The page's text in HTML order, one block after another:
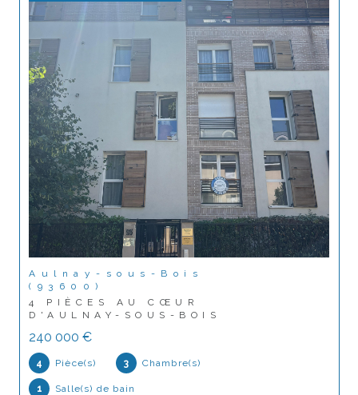
Aulnay-sous-Bois
(93600)
4 PIÈCES AU CŒUR
D'AULNAY-SOUS-BOIS
240 000 €
4 Pièce(s) 3 Chambre(s)
1 Salle(s) de bain